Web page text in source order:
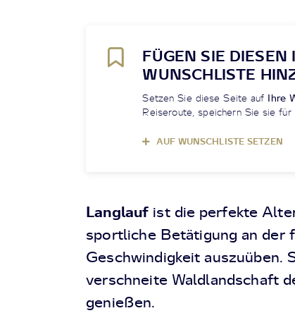
FÜGEN SIE DIESEN
WUNSCHLISTE
Setzen Sie diese Seite auf Ihre
Reiseroute, speichern Sie sie
AUF WUNSCHLISTE SETZEN
Langlauf ist die perfekte
sportliche Betätigung an der
Geschwindigkeit auszuüben.
verschneite Waldlandschaft
genießen.